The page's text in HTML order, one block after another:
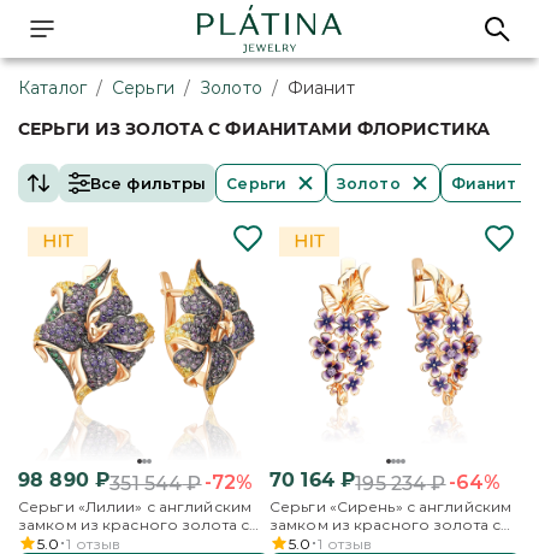
Каталог / Серьги / Золото / Фианит
СЕРЬГИ ИЗ ЗОЛОТА С ФИАНИТАМИ ФЛОРИСТИКА
Все фильтры Серьги Золото Фианит
98 890₽351 544₽-72%
Серьги «Лилии» с английским
замком из красного золота с
фианитами
5.0 1 отзыв
70 164₽195 234₽-64%
Серьги «Сирень» с английским
замком из красного золота с
фианитами и эмалью
5.0 1 отзыв